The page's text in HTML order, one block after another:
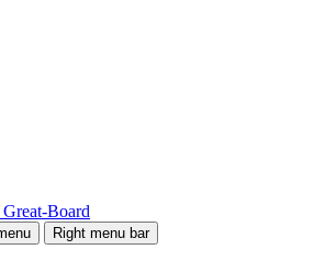
Great-Board
Right menu bar